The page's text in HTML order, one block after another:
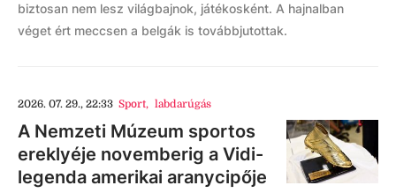
biztosan nem lesz világbajnok, játékosként. A hajnalban
véget ért meccsen a belgák is továbbjutottak.
2026. 07. 29., 22:33 Sport, labdarúgás
A Nemzeti Múzeum sportos
ereklyéje novemberig a Vidi-
legenda amerikai aranycipője